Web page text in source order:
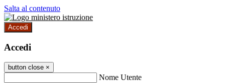
Salta al contenuto
Accedi
Accedi
button close ×
Nome Utente